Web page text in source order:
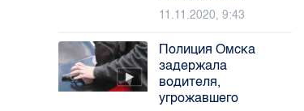
11.11.2020, 9:43
Полиция Омска
задержала
водителя,
угрожавшего